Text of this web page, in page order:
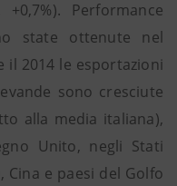
Performance
state ottenute nel
il 2014 le esportazioni
sono cresciute
alla media italiana),
Unito, negli Stati
e paesi del Golfo